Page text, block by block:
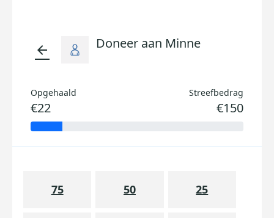
arrow_back Doneer aan Minne
Opgehaald
€22
Streefbedrag
€150
75 50 25